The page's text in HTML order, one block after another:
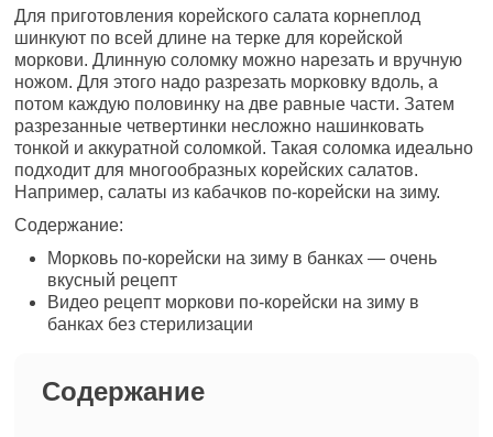
Для приготовления корейского салата корнеплод
шинкуют по всей длине на терке для корейской
моркови. Длинную соломку можно нарезать и вручную
ножом. Для этого надо разрезать морковку вдоль, а
потом каждую половинку на две равные части. Затем
разрезанные четвертинки несложно нашинковать
тонкой и аккуратной соломкой. Такая соломка идеально
подходит для многообразных корейских салатов.
Например, салаты из кабачков по-корейски на зиму.
Содержание:
Морковь по-корейски на зиму в банках — очень
вкусный рецепт
Видео рецепт моркови по-корейски на зиму в
банках без стерилизации
Содержание